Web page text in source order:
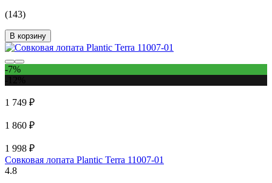
(143)
В корзину
-7%
1 749 ₽
1 860 ₽
1 998 ₽
Совковая лопата Plantic Terra 11007-01
4.8